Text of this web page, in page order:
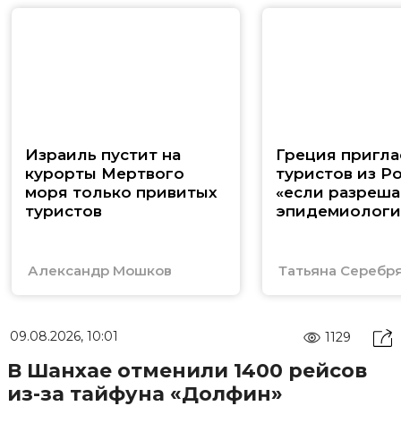
Израиль пустит на
курорты Мертвого
моря только привитых
туристов
Александр Мошков
Греция
туристов из
«если
Татьяна
09.08.2026, 10:01 1129
В Шанхае отменили 1400 рейсов
из-за тайфуна «Долфин»